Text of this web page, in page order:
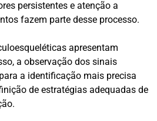
persistentes e atenção a
fazem parte desse processo.
apresentam
a observação dos sinais
a identificação mais precisa
de estratégias adequadas de